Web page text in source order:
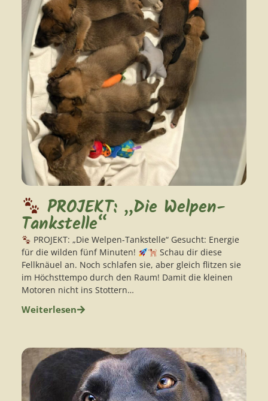
PROJEKT: „Die Welpen-
Tankstelle“
PROJEKT: „Die Welpen-Tankstelle“ Gesucht: Energie
für die wilden fünf Minuten!
Schau dir diese
Fellknäuel an. Noch schlafen sie, aber gleich flitzen sie
im Höchsttempo durch den Raum! Damit die kleinen
Motoren nicht ins Stottern…
Weiterlesen